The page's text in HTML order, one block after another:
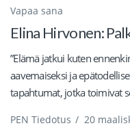
Vapaa sana
Elina Hirvonen:
”Elämä jatkui kuten
aavemaiseksi ja
tapahtumat, jotka toimivat
PEN Tiedotus / 20